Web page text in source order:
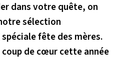
dans votre quête, on
sélection
fête des mères.
de cœur cette année